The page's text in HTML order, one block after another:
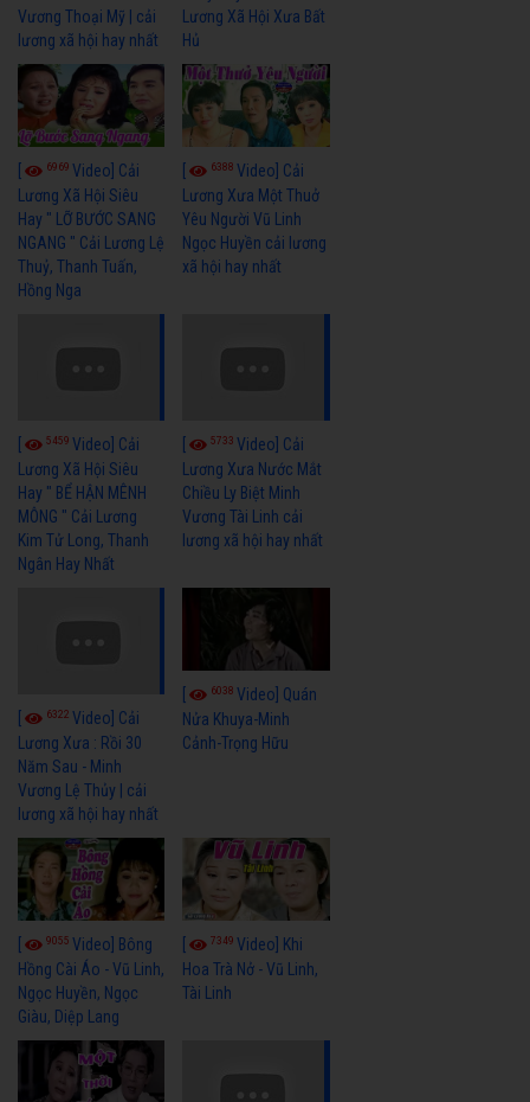
Vương Thoại Mỹ | cải
lương xã hội hay nhất
Lương Xã Hội Xưa Bất
Hủ
6969 Video] Cải
Lương Xã Hội Siêu
Hay " LỠ BƯỚC SANG
NGANG " Cải Lương Lệ
Thuỷ, Thanh Tuấn,
Hồng Nga
6388Video] Cải
Lương Xưa Một Thuở
Yêu Người Vũ Linh
Ngọc Huyền cải lương
xã hội hay nhất
5459 Video] Cải
Lương Xã Hội Siêu
Hay " BỂ HẬN MÊNH
MÔNG " Cải Lương
Kim Tử Long, Thanh
Ngân Hay Nhất
5733Video] Cải
Lương Xưa Nước Mắt
Chiều Ly Biệt Minh
Vương Tài Linh cải
lương xã hội hay nhất
6322 Video] Cải
Lương Xưa : Rồi 30
Năm Sau - Minh
Vương Lệ Thủy | cải
lương xã hội hay nhất
6038Video] Quán
Nửa Khuya-Minh
Cảnh-Trọng Hữu
9055 Video] Bông
Hồng Cài Áo - Vũ Linh,
Ngọc Huyền, Ngọc
Giàu, Diệp Lang
7349Video] Khi
Hoa Trà Nở - Vũ Linh,
Tài Linh